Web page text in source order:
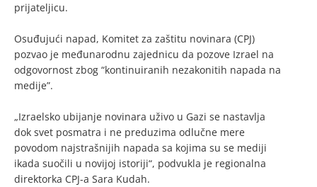
prijateljicu.
Osuđujući napad, Komitet za zaštitu novinara (CPJ)
pozvao je međunarodnu zajednicu da pozove Izrael na
odgovornost zbog “kontinuiranih nezakonitih napada na
medije”.
„Izraelsko ubijanje novinara uživo u Gazi se nastavlja
dok svet posmatra i ne preduzima odlučne mere
povodom najstrašnijih napada sa kojima su se mediji
ikada suočili u novijoj istoriji“, podvukla je regionalna
direktorka CPJ-a Sara Kudah.